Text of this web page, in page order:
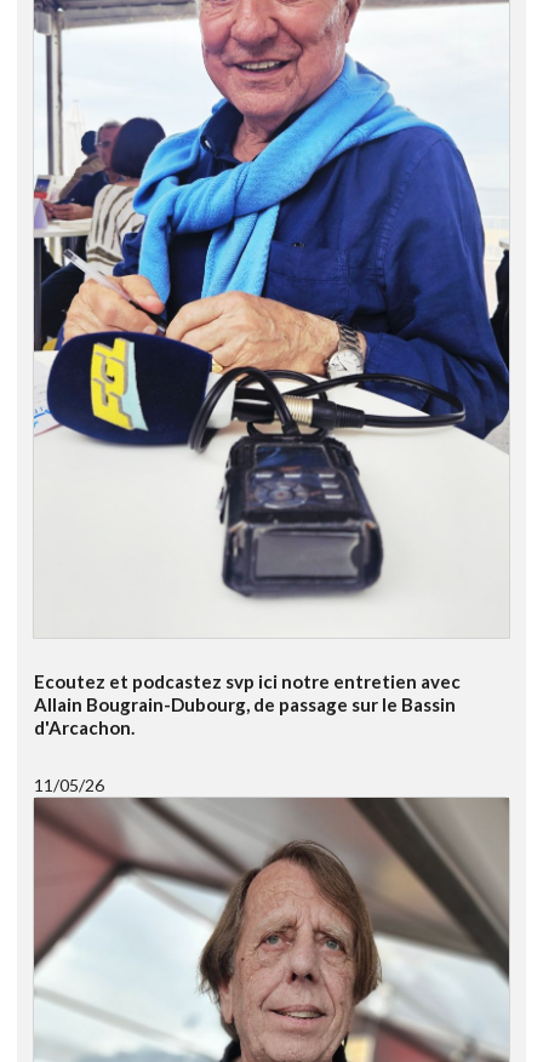
Ecoutez et podcastez svp ici notre entretien avec
Allain Bougrain-Dubourg, de passage sur le Bassin
d'Arcachon.
11/05/26